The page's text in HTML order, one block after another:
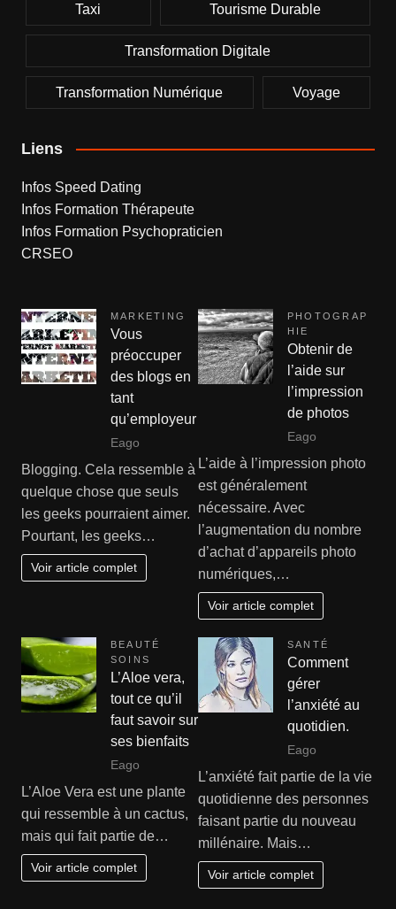
Taxi Tourisme Durable
Transformation Digitale
Transformation Numérique Voyage
Liens
Infos Speed Dating
Infos Formation Thérapeute
Infos Formation Psychopraticien
CRSEO
MARKETING
Vous
préoccuper
des blogs en
tant
qu’employeur
Eago
Blogging. Cela ressemble à
quelque chose que seuls
les geeks pourraient aimer.
Pourtant, les geeks…
Voir article complet
PHOTOGRAP
HIE
Obtenir de
l’aide sur
l’impression
de photos
Eago
L’aide à l’impression photo
est généralement
nécessaire. Avec
l’augmentation du nombre
d’achat d’appareils photo
numériques,…
Voir article complet
BEAUTÉ
SOINS
L’Aloe vera,
tout ce qu’il
faut savoir sur
ses bienfaits
Eago
L’Aloe Vera est une plante
qui ressemble à un cactus,
mais qui fait partie de…
Voir article complet
SANTÉ
Comment
gérer
l’anxiété au
quotidien.
Eago
L’anxiété fait partie de la vie
quotidienne des personnes
faisant partie du nouveau
millénaire. Mais…
Voir article complet